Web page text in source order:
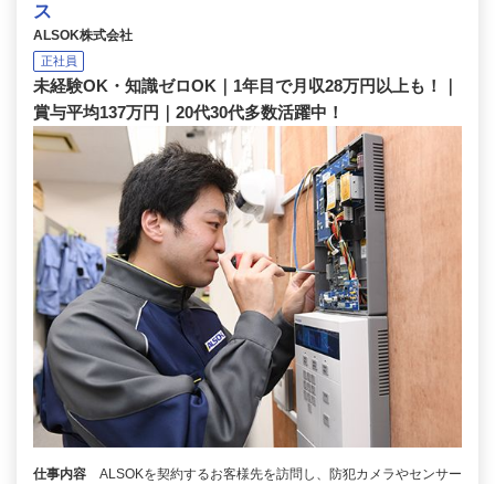
ス
ALSOK株式会社
正社員
未経験OK・知識ゼロOK｜1年目で月収28万円以上も！｜
賞与平均137万円｜20代30代多数活躍中！
仕事内容
ALSOKを契約するお客様先を訪問し、防犯カメラやセンサー